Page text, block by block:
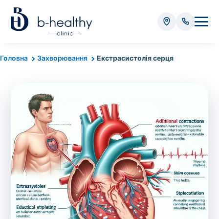
Головна Захворювання Екстрасистолія серця
Аналізи
Вартість забору крові - 50 грн
Вартість забору біоматеріалу (крім крові) - від
35 грн
Всього: 0 грн
Попередній запис на дослідження не
потрібний. Виняток становлять мазки та